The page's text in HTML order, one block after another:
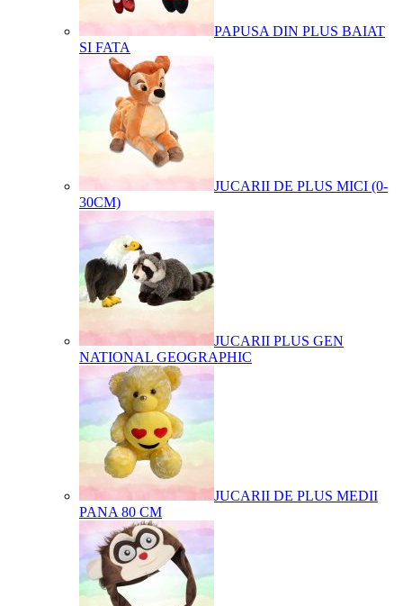
PAPUSA DIN PLUS BAIAT
SI FATA
JUCARII DE PLUS MICI (0-
30CM)
JUCARII PLUS GEN
NATIONAL GEOGRAPHIC
JUCARII DE PLUS MEDII
PANA 80 CM